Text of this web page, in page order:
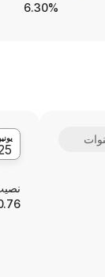
6.30%
US$